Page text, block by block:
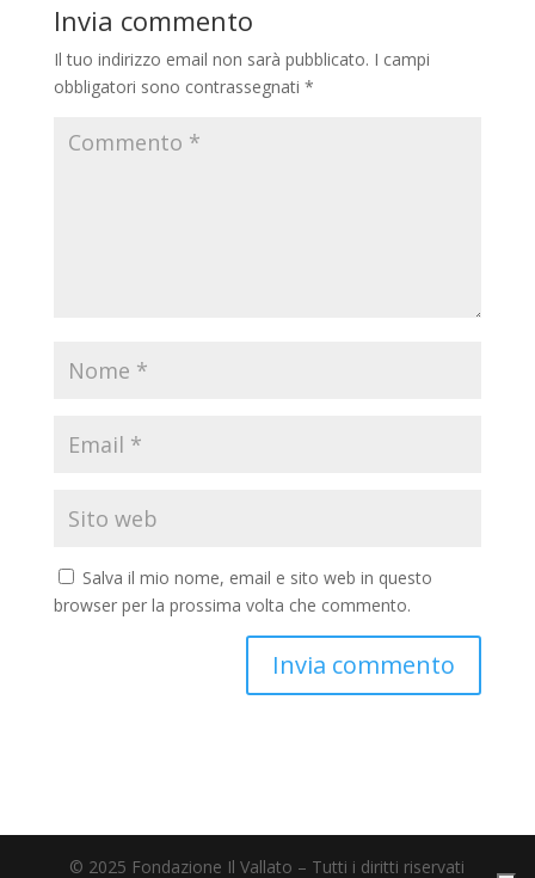
Invia commento
Il tuo indirizzo email non sarà pubblicato. I campi
obbligatori sono contrassegnati *
Salva il mio nome, email e sito web in questo
browser per la prossima volta che commento.
© 2025 Fondazione Il Vallato – Tutti i diritti riservati